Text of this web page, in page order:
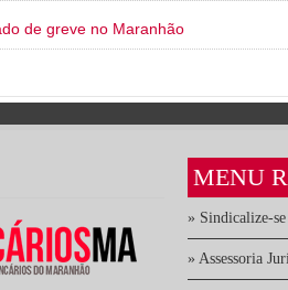
de greve no Maranhão
MENU
» Sindicalize-se
» Assessoria